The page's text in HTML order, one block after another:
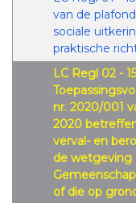
van de
sociale
praktische
LC Regl 02 -
nr. 2020/001
2020
verval- en
de wetgeving
of die op